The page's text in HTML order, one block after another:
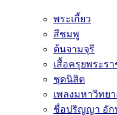
พระเกี้ยว
สีชมพู
ต้นจามจุรี
เสื้อครุยพระร
ชุดนิสิต
เพลงมหาวิทย
ชื่อปริญญา อั